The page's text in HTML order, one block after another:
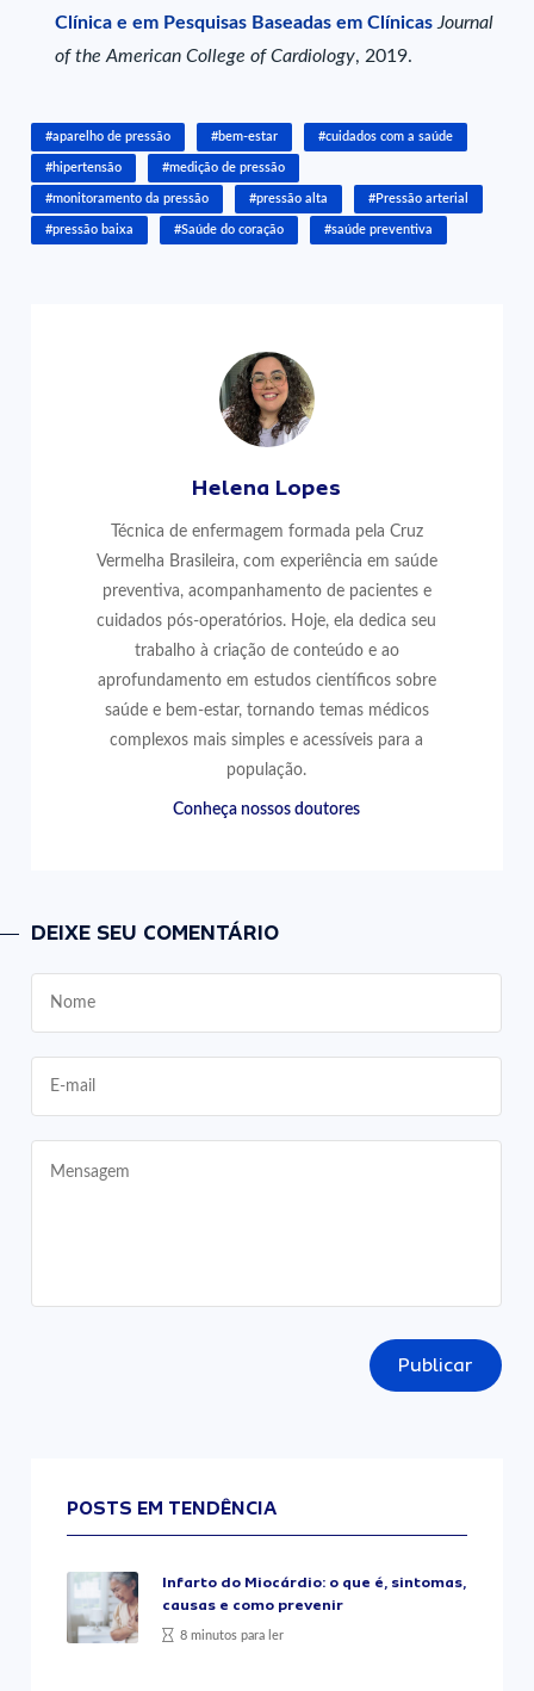
Clínica e em Pesquisas Baseadas em Clínicas Journal
of the American College of Cardiology, 2019.
#aparelho de pressão #bem-estar #cuidados com a saúde
#hipertensão #medição de pressão
#monitoramento da pressão #pressão alta #Pressão arterial
#pressão baixa #Saúde do coração #saúde preventiva
Helena Lopes
Técnica de enfermagem formada pela Cruz
Vermelha Brasileira, com experiência em saúde
preventiva, acompanhamento de pacientes e
cuidados pós-operatórios. Hoje, ela dedica seu
trabalho à criação de conteúdo e ao
aprofundamento em estudos científicos sobre
saúde e bem-estar, tornando temas médicos
complexos mais simples e acessíveis para a
população.
Conheça nossos doutores
DEIXE SEU COMENTÁRIO
Publicar
POSTS EM TENDÊNCIA
Infarto do Miocárdio: o que é, sintomas,
causas e como prevenir
8 minutos para ler